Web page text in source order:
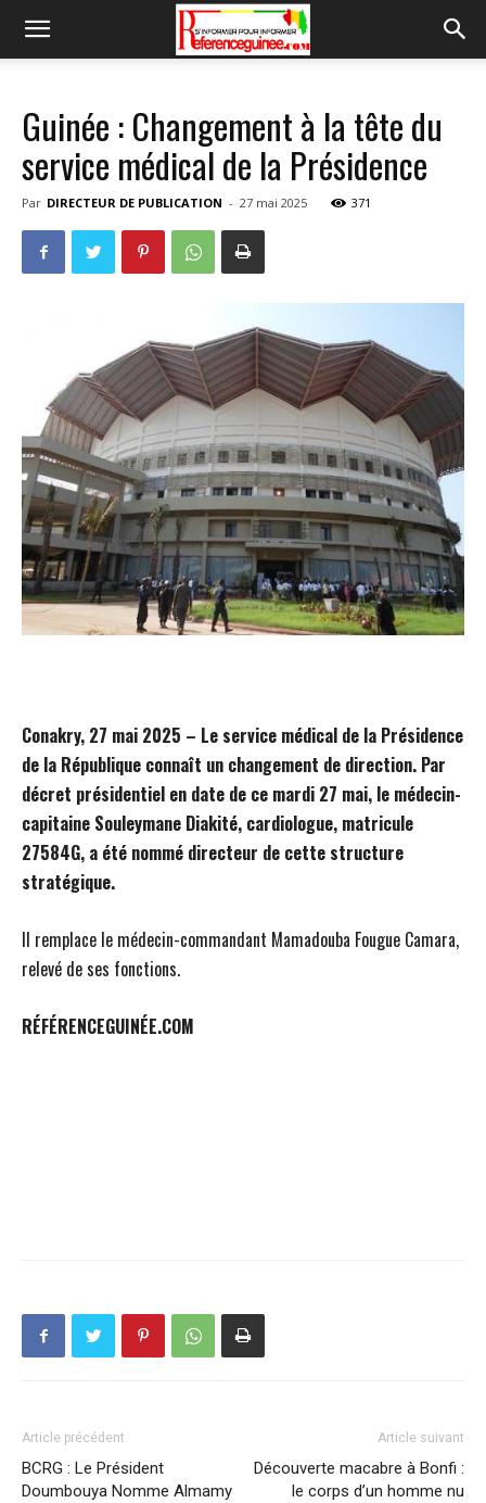
Guinée : Changement à la tête du
service médical de la Présidence
Par DIRECTEUR DE PUBLICATION - 27 mai 2025 371
Conakry, 27 mai 2025 – Le service médical de la Présidence
de la République connaît un changement de direction. Par
décret présidentiel en date de ce mardi 27 mai, le médecin-
capitaine Souleymane Diakité, cardiologue, matricule
27584G, a été nommé directeur de cette structure
stratégique.
Il remplace le médecin-commandant Mamadouba Fougue Camara,
relevé de ses fonctions.
RÉFÉRENCEGUINÉE.COM
Article précédent
BCRG : Le Président
Doumbouya Nomme Almamy
Article suivant
Découverte macabre à Bonfi :
le corps d’un homme nu